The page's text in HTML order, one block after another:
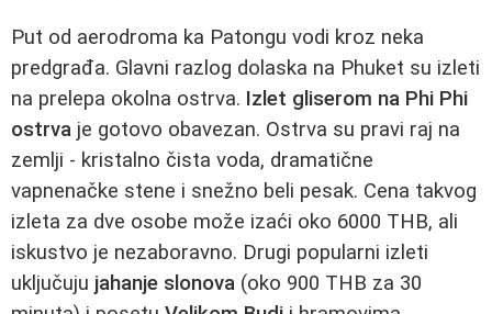
Put od aerodroma ka Patongu vodi kroz neka
predgrađa. Glavni razlog dolaska na Phuket su izleti
na prelepa okolna ostrva. Izlet gliserom na Phi Phi
ostrva je gotovo obavezan. Ostrva su pravi raj na
zemlji - kristalno čista voda, dramatične
vapnenačke stene i snežno beli pesak. Cena takvog
izleta za dve osobe može izaći oko 6000 THB, ali
iskustvo je nezaboravno. Drugi popularni izleti
uključuju jahanje slonova (oko 900 THB za 30